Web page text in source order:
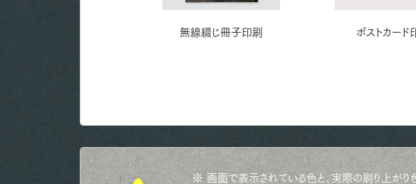
無線綴じ冊子印刷 ポストカード
※ 画面で表示されている色と、実際の刷り上がり